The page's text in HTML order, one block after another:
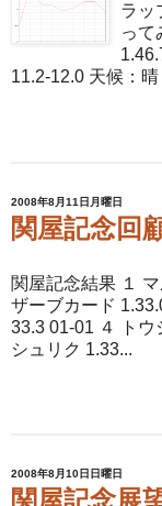
ラッ
って
11.2-12.0 天候：
2008年8月11日月曜日
関屋記念回
関屋記念結果 １
ザーブカード
33.3 01-01 ４ トウ
シュリク 1.33...
2008年8月10日日曜日